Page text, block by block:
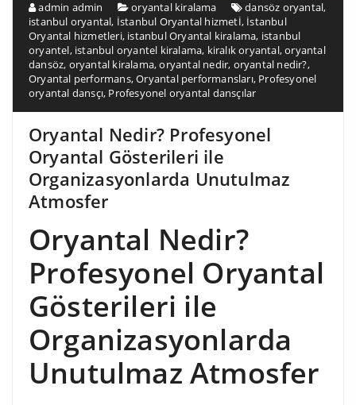
admin admin oryantal kiralama dansöz oryantal,
istanbul oryantal, İstanbul Oryantal hizmetİ, İstanbul
Oryantal hizmetleri, istanbul Oryantal kiralama, istanbul
oryantel, istanbul oryantel kiralama, kiralık oryantal,oryantal
dansöz, oryantal kiralama,oryantal nedir, oryantal nedir?,
Oryantal performans,Oryantal performansları, Profesyonel
oryantal dansçı, Profesyonel oryantal dansçılar
Oryantal Nedir? Profesyonel
Oryantal Gösterileri ile
Organizasyonlarda Unutulmaz
Atmosfer
Oryantal Nedir?
Profesyonel Oryantal
Gösterileri ile
Organizasyonlarda
Unutulmaz Atmosfer